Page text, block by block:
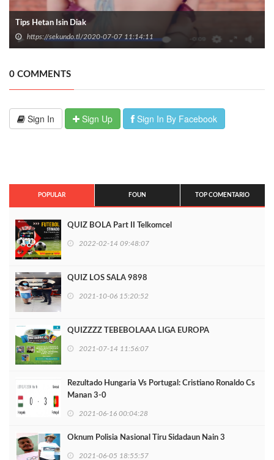
Tips Hetan Isin Diak
https://sekundo.tl/2020-07-07 11:14:11
0 COMMENTS
Sign In Sign Up Sign In By Facebook
POPULAR FOUN TOP COMENTARIO
QUIZ BOLA Part II Telkomcel
2022-02-14 09:48:07
QUIZ LOS SALA 9898
2021-10-06 15:20:52
QUIZZZZ TEBEBOLAAA LIGA EUROPA
2021-07-14 11:56:07
Rezultado Hungaria Vs Portugal: Cristiano Ronaldo Cs
Manan 3-0
2021-06-16 00:04:28
Oknum Polisia Nasional Tiru Sidadaun Nain 3
2021-06-05 18:55:57